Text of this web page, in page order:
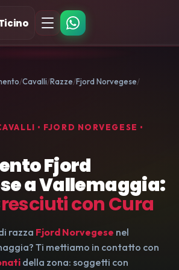
Cavalli Razze Fjord Norvegese
• FJORD NORVEGESE •
Fjord
a Vallemaggia:
con Cura
razza Fjord Norvegese nel
Ti mettiamo in contatto con
della zona: soggetti con